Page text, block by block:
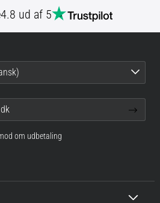
4.8 ud af 5
om udbetaling